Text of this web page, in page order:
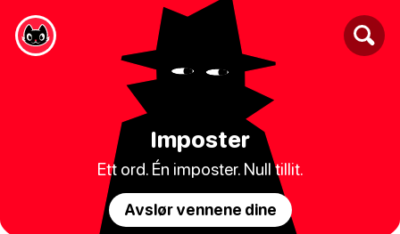
Imposter
Ett ord. Én imposter. Null tillit.
Avslør vennene dine